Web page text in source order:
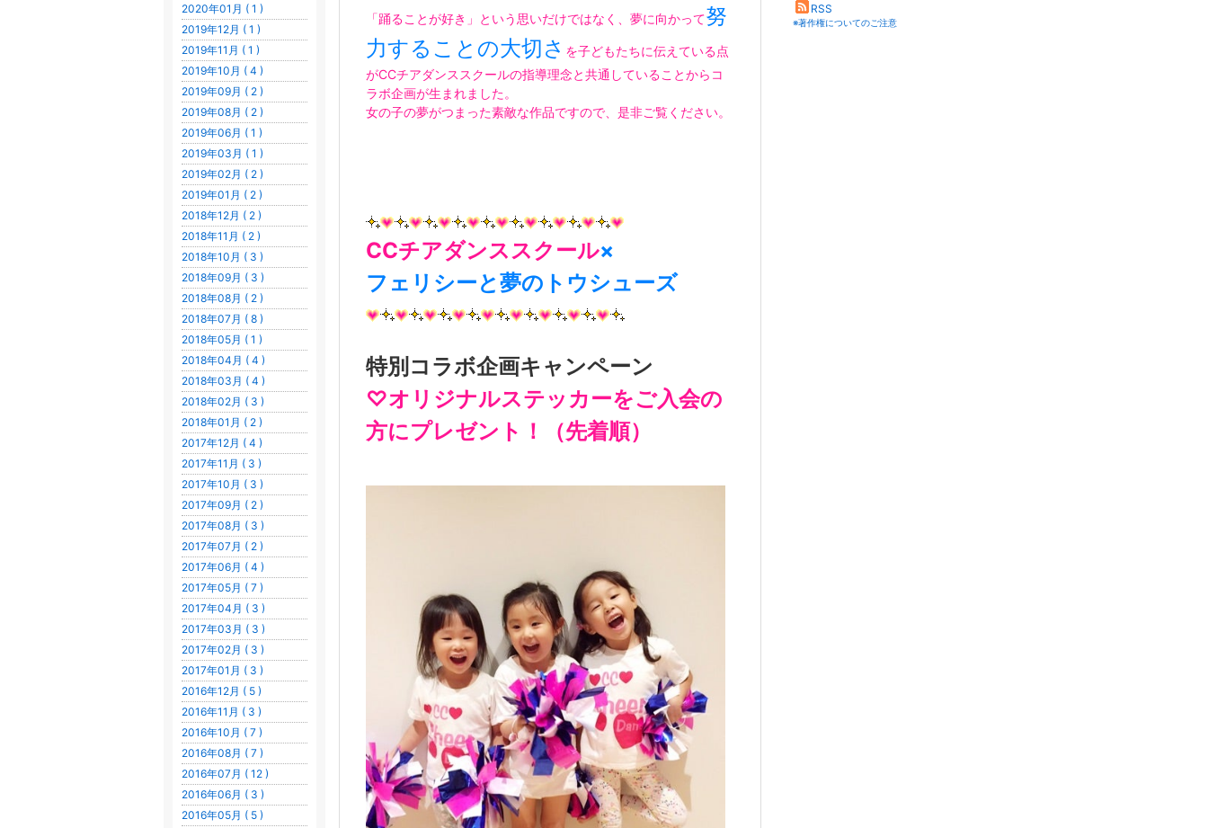
「踊ることが好き」という思いだけではなく、夢に向かって努
力することの大切さ を子どもたちに伝えている点
がCCチアダンススクールの指導理念と共通していることからコ
ラボ企画が生まれました。
女の子の夢がつまった素敵な作品ですので、是非ご覧ください。
CCチアダンススクール×
フェリシーと夢のトウシューズ
特別コラボ企画キャンペーン
♡オリジナルステッカーをご入会の
方にプレゼント！（先着順）
RSS
※著作権についてのご注意
2020年01月 ( 1 )
2019年12月 ( 1 )
2019年11月 ( 1 )
2019年10月 ( 4 )
2019年09月 ( 2 )
2019年08月 ( 2 )
2019年06月 ( 1 )
2019年03月 ( 1 )
2019年02月 ( 2 )
2019年01月 ( 2 )
2018年12月 ( 2 )
2018年11月 ( 2 )
2018年10月 ( 3 )
2018年09月 ( 3 )
2018年08月 ( 2 )
2018年07月 ( 8 )
2018年05月 ( 1 )
2018年04月 ( 4 )
2018年03月 ( 4 )
2018年02月 ( 3 )
2018年01月 ( 2 )
2017年12月 ( 4 )
2017年11月 ( 3 )
2017年10月 ( 3 )
2017年09月 ( 2 )
2017年08月 ( 3 )
2017年07月 ( 2 )
2017年06月 ( 4 )
2017年05月 ( 7 )
2017年04月 ( 3 )
2017年03月 ( 3 )
2017年02月 ( 3 )
2017年01月 ( 3 )
2016年12月 ( 5 )
2016年11月 ( 3 )
2016年10月 ( 7 )
2016年08月 ( 7 )
2016年07月 ( 12 )
2016年06月 ( 3 )
2016年05月 ( 5 )